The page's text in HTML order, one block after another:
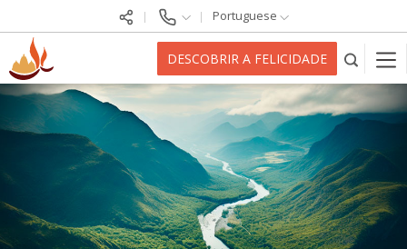
Portuguese
DESCOBRIR A FELICIDADE